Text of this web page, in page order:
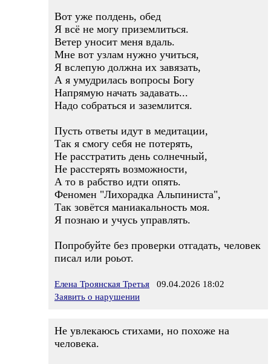
Вот уже полдень, обед
Я всё не могу приземлиться.
Ветер уносит меня вдаль.
Мне вот узлам нужно учиться,
Я вслепую должна их завязать,
А я умудрилась вопросы Богу
Напрямую начать задавать...
Надо собраться и заземлится.
Пусть ответы идут в медитации,
Так я смогу себя не потерять,
Не расстратить день солнечный,
Не расстерять возможности,
А то в рабство идти опять.
Феномен "Лихорадка Альпиниста",
Так зовётся маниакальность моя.
Я познаю и учусь управлять.
Попробуйте без проверки отгадать, человек
писал или роьот.
Елена Троянская Третья 09.04.2026 18:02
Заявить о нарушении
Не увлекаюсь стихами, но похоже на
человека.